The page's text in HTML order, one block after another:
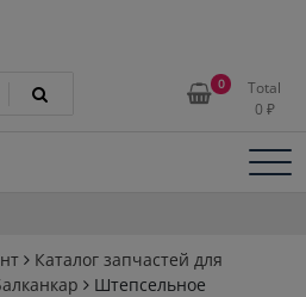
вилочых
Balkancar
0
Total
0 ₽
Каталог запчастей для
Штепсельное